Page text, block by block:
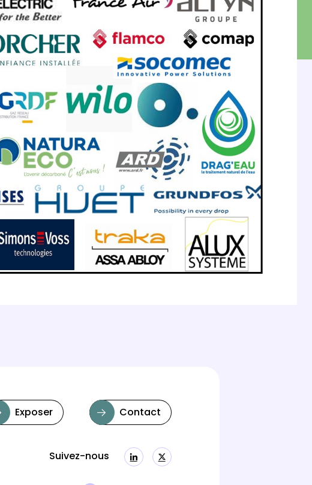
Exposer Contact
Suivez-nous LinkedinTwitter